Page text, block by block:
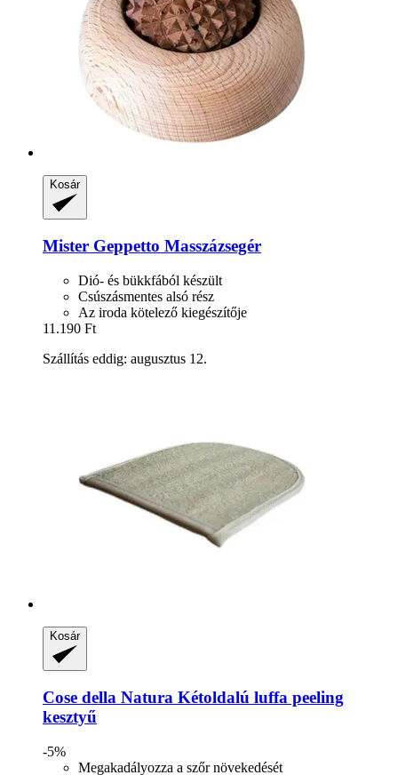
Kosár
Mister Geppetto Masszázsegér
Dió- és bükkfából készült
Csúszásmentes alsó rész
Az iroda kötelező kiegészítője
11.190 Ft
Szállítás eddig: augusztus 12.
Kosár
Cose della Natura Kétoldalú luffa peeling
kesztyű
-5%
Megakadályozza a szőr növekedését